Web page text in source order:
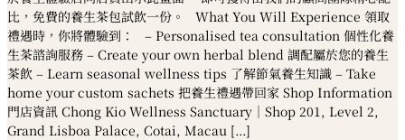
比，免費的養生茶包試飲一份。 What You Will Experience 領取
禮遇時，你將體驗到： – Personalised tea consultation 個性化養
生茶諮詢服務 – Create your own herbal blend 調配屬於您的養生
茶飲 – Learn seasonal wellness tips 了解節氣養生知識 – Take
home your custom sachets 把養生禮遇帶回家 Shop Information
門店資訊 Chong Kio Wellness Sanctuary｜Shop 201, Level 2,
Grand Lisboa Palace, Cotai, Macau […]